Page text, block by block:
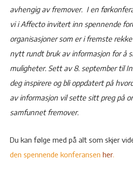
avhengig av fremover. I en
vi i Affecto invitert inn spennende
organisasjoner som er i fremste
nytt rundt bruk av informasjon for å
muligheter. Sett av 8. september til
deg inspirere og bli oppdatert på
av informasjon vil sette sitt preg på
samfunnet fremover.
Du kan følge med på alt som skjer
den spennende konferansen her.